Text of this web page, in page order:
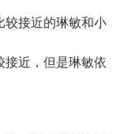
较接近的琳敏和小
接近，但是琳敏依